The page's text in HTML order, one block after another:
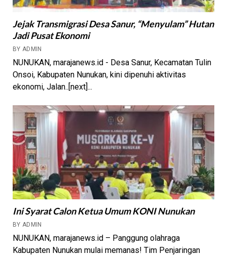
Jejak Transmigrasi Desa Sanur, “Menyulam” Hutan
Jadi Pusat Ekonomi
BY ADMIN
NUNUKAN, marajanews.id - Desa Sanur, Kecamatan Tulin
Onsoi, Kabupaten Nunukan, kini dipenuhi aktivitas
ekonomi, Jalan..[next]...
Ini Syarat Calon Ketua Umum KONI Nunukan
BY ADMIN
NUNUKAN, marajanews.id – Panggung olahraga
Kabupaten Nunukan mulai memanas! Tim Penjaringan